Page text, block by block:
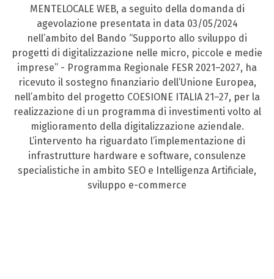
MENTELOCALE WEB, a seguito della domanda di
agevolazione presentata in data 03/05/2024
nell’ambito del Bando “Supporto allo sviluppo di
progetti di digitalizzazione nelle micro, piccole e medie
imprese” - Programma Regionale FESR 2021–2027, ha
ricevuto il sostegno finanziario dell’Unione Europea,
nell’ambito del progetto COESIONE ITALIA 21–27, per la
realizzazione di un programma di investimenti volto al
miglioramento della digitalizzazione aziendale.
L’intervento ha riguardato l’implementazione di
infrastrutture hardware e software, consulenze
specialistiche in ambito SEO e Intelligenza Artificiale,
sviluppo e-commerce